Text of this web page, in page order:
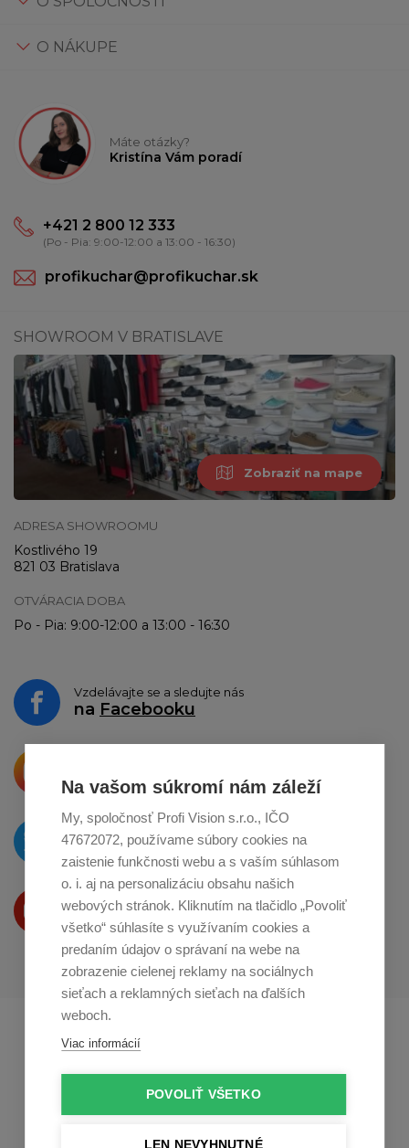
Na vašom súkromí nám záleží
My, spoločnosť Profi Vision s.r.o., IČO
47672072, používame súbory cookies na
zaistenie funkčnosti webu a s vaším súhlasom
o. i. aj na personalizáciu obsahu našich
webových stránok. Kliknutím na tlačidlo „Povoliť
všetko“ súhlasíte s využívaním cookies a
predaním údajov o správaní na webe na
zobrazenie cielenej reklamy na sociálnych
sieťach a reklamných sieťach na ďalších
weboch.
Viac informácií
POVOLIŤ VŠETKO
LEN NEVYHNUTNÉ
O NÁKUPE
Máte otázky?
Kristína Vám poradí
+421 2 800 12 333
(Po - Pia: 9:00-12:00 a 13:00 - 16:30)
profikuchar@profikuchar.sk
SHOWROOM V BRATISLAVE
Zobraziť na mape
ADRESA SHOWROOMU
Kostlivého 19
821 03 Bratislava
OTVÁRACIA DOBA
Po - Pia: 9:00-12:00 a 13:00 - 16:30
Vzdelávajte se a sledujte nás
na Facebooku
o zdieľanie naInstagrame
O novinkách píšeme
naTwitteri
Produkty Vám predstavujeme
na Youtube
Profikuchař.cz